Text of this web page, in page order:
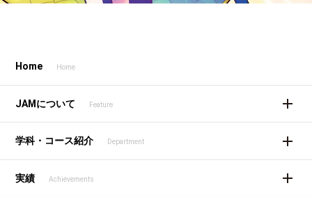
Home Home
JAMについて Feature
学科・コース紹介 Department
実績 Achievements